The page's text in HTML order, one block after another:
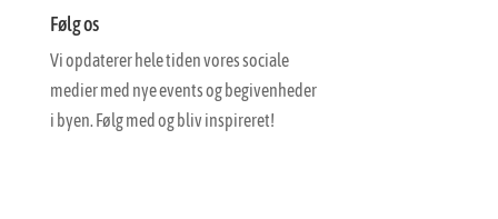
Følg os
Vi opdaterer hele tiden vores sociale
medier med nye events og begivenheder
i byen. Følg med og bliv inspireret!